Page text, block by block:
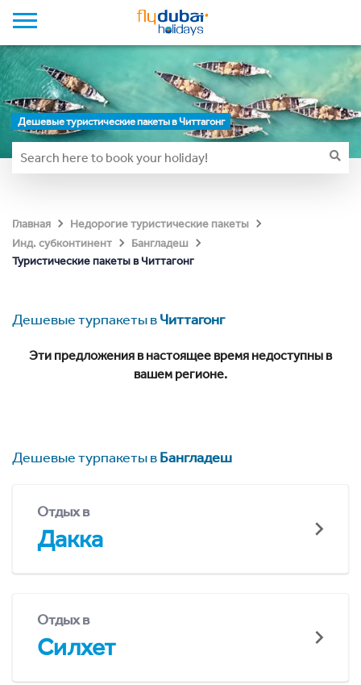
Дешевые туристические пакеты в Читтагонг
Главная
Недорогие туристические пакеты
Инд. субконтинент
Бангладеш
Туристические пакеты в Читтагонг
Дешевые турпакеты вЧиттагонг
Эти предложения в настоящее время недоступны в
вашем регионе.
Дешевые турпакеты вБангладеш
Отдых в
Дакка
Отдых в
Силхет